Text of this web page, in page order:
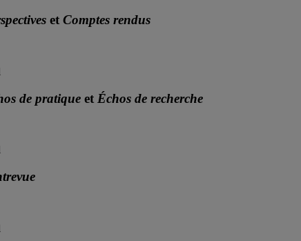
et Comptes rendus
de pratique et Échos de recherche